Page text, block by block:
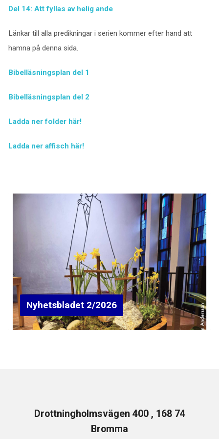
Del 14: Att fyllas av helig ande
Länkar till alla predikningar i serien kommer efter hand att
hamna på denna sida.
Bibelläsningsplan del 1
Bibelläsningsplan del 2
Ladda ner folder här!
Ladda ner affisch här!
Nyhetsbladet 2/2026
Drottningholmsvägen 400 , 168 74
Bromma